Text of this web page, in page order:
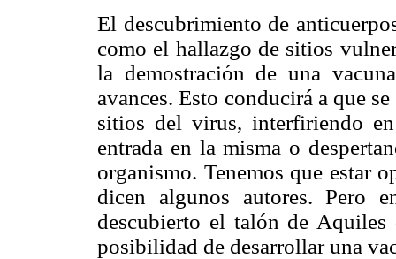
El descubrimiento de
como el hallazgo de sitios
la demostración de una
avances. Esto conducirá a que
sitios del virus, interfiriendo
entrada en la misma o
organismo. Tenemos que estar
dicen algunos autores. Pero
descubierto el talón de
posibilidad de desarrollar una